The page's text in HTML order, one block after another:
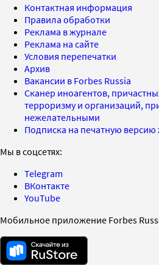
Контактная информация
Правила обработки
Реклама в журнале
Реклама на сайте
Условия перепечатки
Архив
Вакансии в Forbes Russia
Сканер иноагентов,
терроризму и организаций,
нежелательными
Подписка на печатную версию
Мы в соцсетях:
Telegram
ВКонтакте
YouTube
Мобильное приложение Forbes